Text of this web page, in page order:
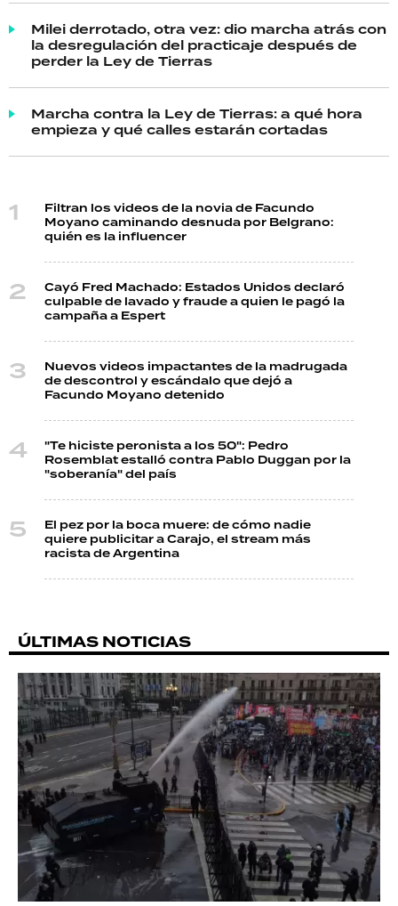
Milei derrotado, otra vez: dio marcha atrás con
la desregulación del practicaje después de
perder la Ley de Tierras
Marcha contra la Ley de Tierras: a qué hora
empieza y qué calles estarán cortadas
Filtran los videos de la novia de Facundo
Moyano caminando desnuda por Belgrano:
quién es la influencer
Cayó Fred Machado: Estados Unidos declaró
culpable de lavado y fraude a quien le pagó la
campaña a Espert
Nuevos videos impactantes de la madrugada
de descontrol y escándalo que dejó a
Facundo Moyano detenido
"Te hiciste peronista a los 50": Pedro
Rosemblat estalló contra Pablo Duggan por la
"soberanía" del país
El pez por la boca muere: de cómo nadie
quiere publicitar a Carajo, el stream más
racista de Argentina
ÚLTIMAS NOTICIAS